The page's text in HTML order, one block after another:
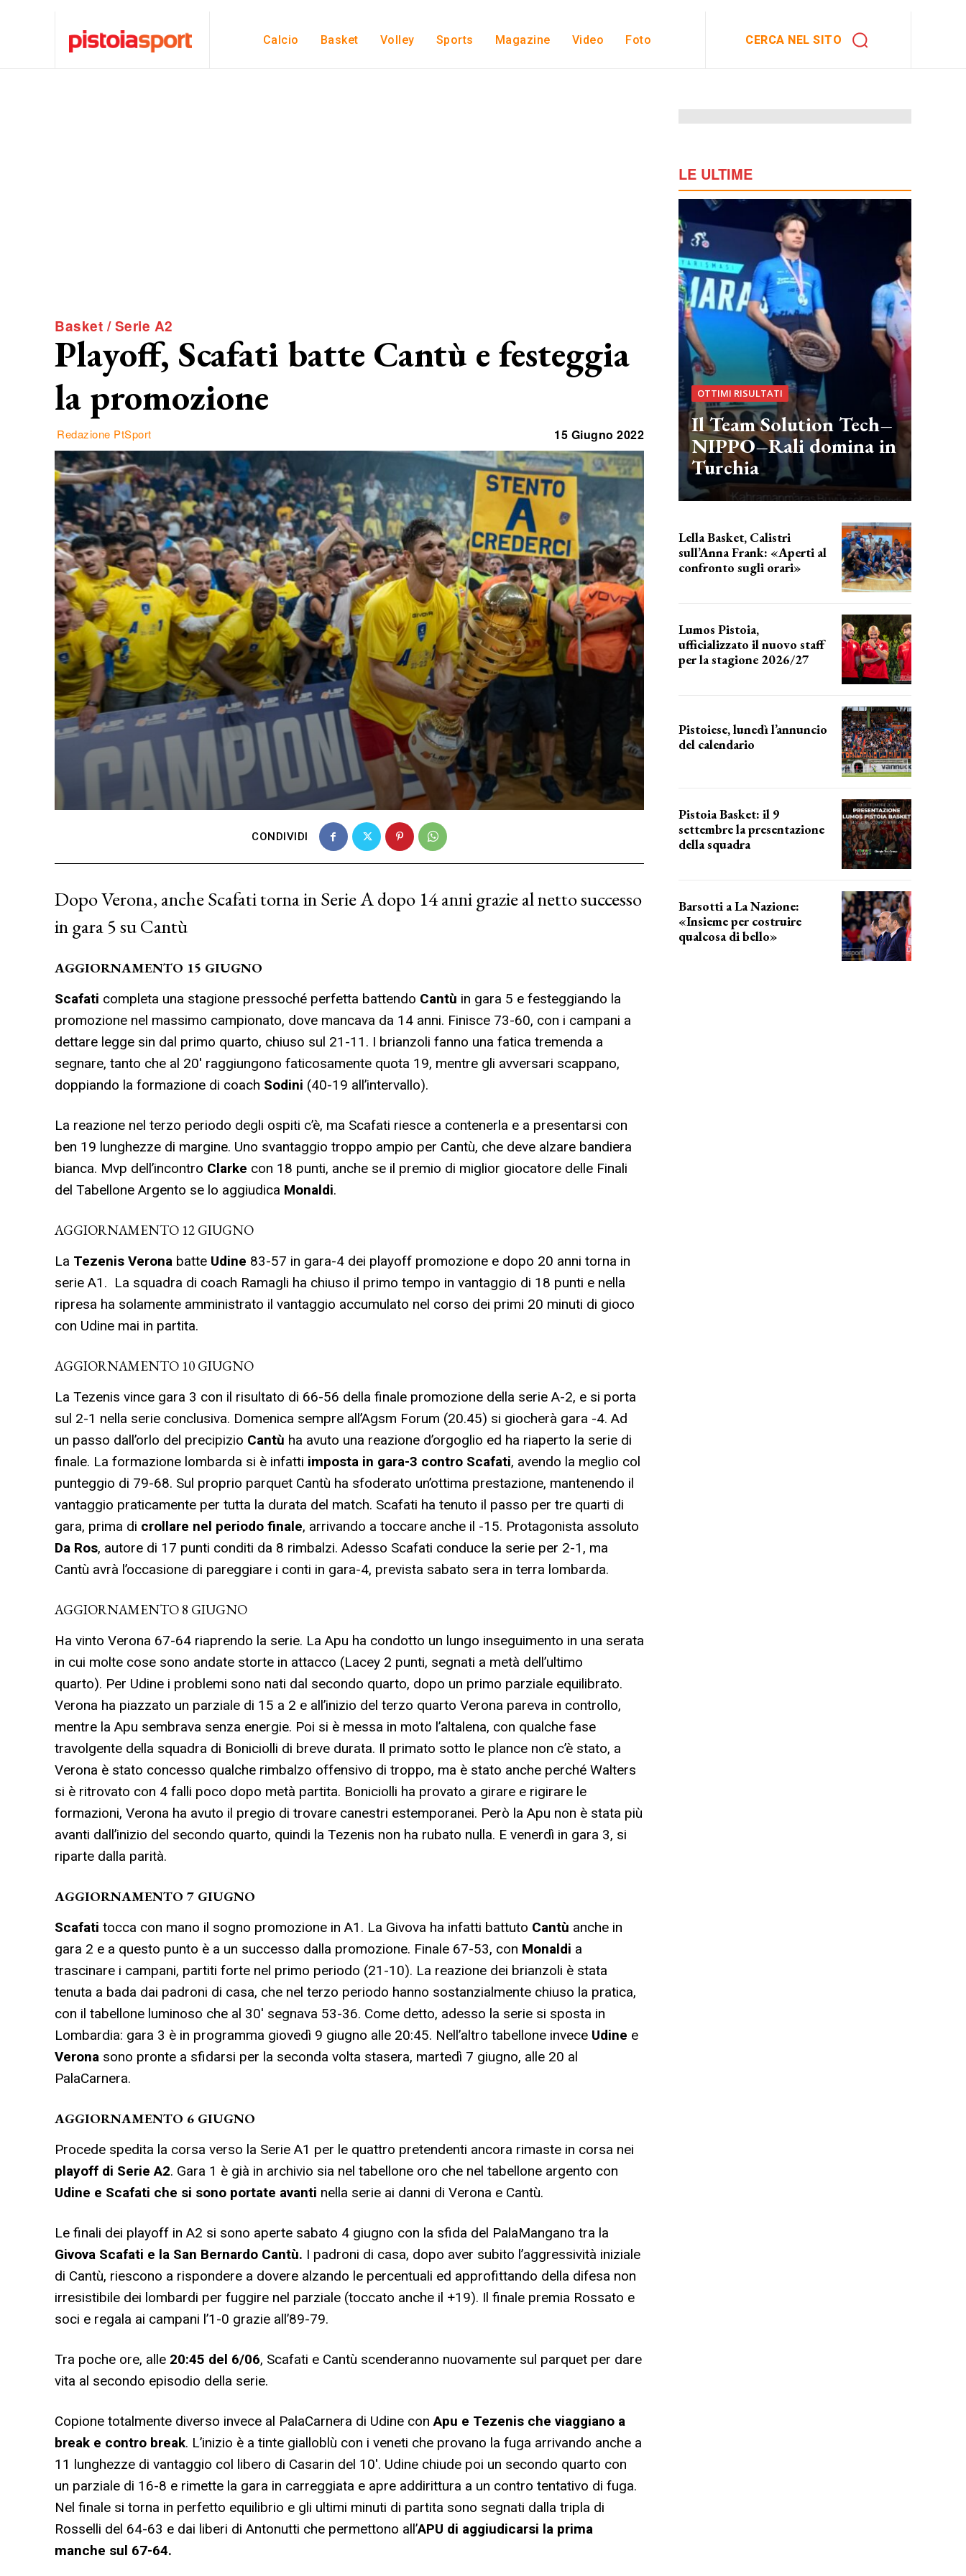
Calcio Basket Volley Sports Magazine Video Foto CERCA NEL SITO
Basket / Serie A2
Playoff, Scafati batte Cantù e festeggia
la promozione
Redazione PtSport 15 Giugno 2022
CONDIVIDI
Dopo Verona, anche Scafati torna in Serie A dopo 14 anni grazie al netto successo
in gara 5 su Cantù
AGGIORNAMENTO 15 GIUGNO
Scafati completa una stagione pressoché perfetta battendo Cantù in gara 5 e festeggiando la
promozione nel massimo campionato, dove mancava da 14 anni. Finisce 73-60, con i campani a
dettare legge sin dal primo quarto, chiuso sul 21-11. I brianzoli fanno una fatica tremenda a
segnare, tanto che al 20′ raggiungono faticosamente quota 19, mentre gli avversari scappano,
doppiando la formazione di coach Sodini (40-19 all’intervallo).
La reazione nel terzo periodo degli ospiti c’è, ma Scafati riesce a contenerla e a presentarsi con
ben 19 lunghezze di margine. Uno svantaggio troppo ampio per Cantù, che deve alzare bandiera
bianca. Mvp dell’incontro Clarke con 18 punti, anche se il premio di miglior giocatore delle Finali
del Tabellone Argento se lo aggiudica Monaldi.
AGGIORNAMENTO 12 GIUGNO
La Tezenis Verona batte Udine 83-57 in gara-4 dei playoff promozione e dopo 20 anni torna in
serie A1. La squadra di coach Ramagli ha chiuso il primo tempo in vantaggio di 18 punti e nella
ripresa ha solamente amministrato il vantaggio accumulato nel corso dei primi 20 minuti di gioco
con Udine mai in partita.
AGGIORNAMENTO 10 GIUGNO
La Tezenis vince gara 3 con il risultato di 66-56 della finale promozione della serie A-2, e si porta
sul 2-1 nella serie conclusiva. Domenica sempre all’Agsm Forum (20.45) si giocherà gara -4. Ad
un passo dall’orlo del precipizio Cantù ha avuto una reazione d’orgoglio ed ha riaperto la serie di
finale. La formazione lombarda si è infatti imposta in gara-3 contro Scafati, avendo la meglio col
punteggio di 79-68. Sul proprio parquet Cantù ha sfoderato un’ottima prestazione, mantenendo il
vantaggio praticamente per tutta la durata del match. Scafati ha tenuto il passo per tre quarti di
gara, prima di crollare nel periodo finale, arrivando a toccare anche il -15. Protagonista assoluto
Da Ros, autore di 17 punti conditi da 8 rimbalzi. Adesso Scafati conduce la serie per 2-1, ma
Cantù avrà l’occasione di pareggiare i conti in gara-4, prevista sabato sera in terra lombarda.
AGGIORNAMENTO 8 GIUGNO
Ha vinto Verona 67-64 riaprendo la serie. La Apu ha condotto un lungo inseguimento in una serata
in cui molte cose sono andate storte in attacco (Lacey 2 punti, segnati a metà dell’ultimo
quarto). Per Udine i problemi sono nati dal secondo quarto, dopo un primo parziale equilibrato.
Verona ha piazzato un parziale di 15 a 2 e all’inizio del terzo quarto Verona pareva in controllo,
mentre la Apu sembrava senza energie. Poi si è messa in moto l’altalena, con qualche fase
travolgente della squadra di Boniciolli di breve durata. Il primato sotto le plance non c’è stato, a
Verona è stato concesso qualche rimbalzo offensivo di troppo, ma è stato anche perché Walters
si è ritrovato con 4 falli poco dopo metà partita. Boniciolli ha provato a girare e rigirare le
formazioni, Verona ha avuto il pregio di trovare canestri estemporanei. Però la Apu non è stata più
avanti dall’inizio del secondo quarto, quindi la Tezenis non ha rubato nulla. E venerdì in gara 3, si
riparte dalla parità.
AGGIORNAMENTO 7 GIUGNO
Scafati tocca con mano il sogno promozione in A1. La Givova ha infatti battuto Cantù anche in
gara 2 e a questo punto è a un successo dalla promozione. Finale 67-53, con Monaldi a
trascinare i campani, partiti forte nel primo periodo (21-10). La reazione dei brianzoli è stata
tenuta a bada dai padroni di casa, che nel terzo periodo hanno sostanzialmente chiuso la pratica,
con il tabellone luminoso che al 30′ segnava 53-36. Come detto, adesso la serie si sposta in
Lombardia: gara 3 è in programma giovedì 9 giugno alle 20:45. Nell’altro tabellone invece Udine e
Verona sono pronte a sfidarsi per la seconda volta stasera, martedì 7 giugno, alle 20 al
PalaCarnera.
AGGIORNAMENTO 6 GIUGNO
Procede spedita la corsa verso la Serie A1 per le quattro pretendenti ancora rimaste in corsa nei
playoff di Serie A2. Gara 1 è già in archivio sia nel tabellone oro che nel tabellone argento con
Udine e Scafati che si sono portate avanti nella serie ai danni di Verona e Cantù.
Le finali dei playoff in A2 si sono aperte sabato 4 giugno con la sfida del PalaMangano tra la
Givova Scafati e la San Bernardo Cantù. I padroni di casa, dopo aver subito l’aggressività iniziale
di Cantù, riescono a rispondere a dovere alzando le percentuali ed approfittando della difesa non
irresistibile dei lombardi per fuggire nel parziale (toccato anche il +19). Il finale premia Rossato e
soci e regala ai campani l’1-0 grazie all’89-79.
Tra poche ore, alle 20:45 del 6/06, Scafati e Cantù scenderanno nuovamente sul parquet per dare
vita al secondo episodio della serie.
Copione totalmente diverso invece al PalaCarnera di Udine con Apu e Tezenis che viaggiano a
break e contro break. L’inizio è a tinte gialloblù con i veneti che provano la fuga arrivando anche a
11 lunghezze di vantaggio col libero di Casarin del 10′. Udine chiude poi un secondo quarto con
un parziale di 16-8 e rimette la gara in carreggiata e apre addirittura a un contro tentativo di fuga.
Nel finale si torna in perfetto equilibrio e gli ultimi minuti di partita sono segnati dalla tripla di
Rosselli del 64-63 e dai liberi di Antonutti che permettono all’APU di aggiudicarsi la prima
manche sul 67-64.
LE ULTIME
OTTIMI RISULTATI
Il Team Solution Tech–
NIPPO–Rali domina in
Turchia
Lella Basket, Calistri
sull’Anna Frank: «Aperti al
confronto sugli orari»
Lumos Pistoia,
ufficializzato il nuovo staff
per la stagione 2026/27
Pistoiese, lunedì l’annuncio
del calendario
Pistoia Basket: il 9
settembre la presentazione
della squadra
Barsotti a La Nazione:
«Insieme per costruire
qualcosa di bello»